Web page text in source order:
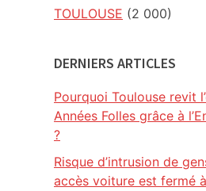
TOULOUSE (2 000)
DERNIERS ARTICLES
Pourquoi Toulouse revit
Années Folles grâce à
?
Risque d’intrusion de
accès voiture est fermé